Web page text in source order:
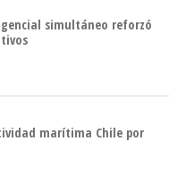
simultáneo reforzó
marítima Chile por